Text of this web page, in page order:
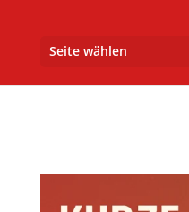
Seite wählen